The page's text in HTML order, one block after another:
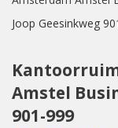
Joop Geesinkweg
Amstel
901-999